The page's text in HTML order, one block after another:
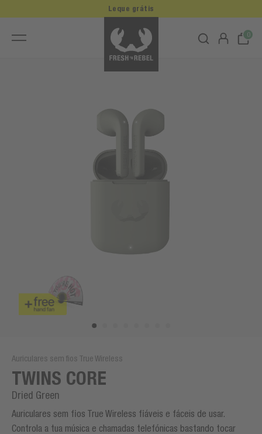
0
Leque grátis
Auriculares sem fios True Wireless
TWINS CORE
Dried Green
Auriculares sem fios True Wireless fiáveis e fáceis de usar.
Controla a tua música e chamadas telefónicas bastando tocar